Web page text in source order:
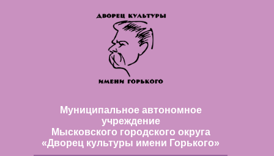
Муниципальное автономное
учреждение
Мысковского городского округа
«Дворец культуры имени Горького»